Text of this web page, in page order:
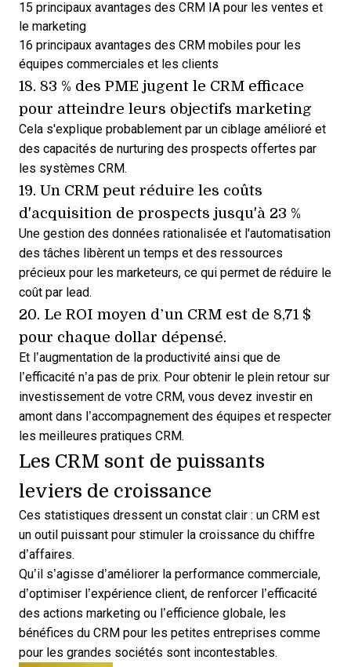
15 principaux avantages des CRM IA pour les ventes et
le marketing
16 principaux avantages des CRM mobiles pour les
équipes commerciales et les clients
18. 83 % des PME jugent le CRM efficace
pour atteindre leurs objectifs marketing
Cela s'explique probablement par un ciblage amélioré et
des capacités de nurturing des prospects offertes par
les systèmes CRM.
19. Un CRM peut réduire les coûts
d'acquisition de prospects jusqu'à 23 %
Une gestion des données rationalisée et l'automatisation
des tâches libèrent un temps et des ressources
précieux pour les marketeurs, ce qui permet de réduire le
coût par lead.
20. Le ROI moyen d’un CRM est de 8,71 $
pour chaque dollar dépensé.
Et l’augmentation de la productivité ainsi que de
l’efficacité n’a pas de prix. Pour obtenir le plein retour sur
investissement de votre CRM, vous devez investir en
amont dans l’accompagnement des équipes et respecter
les meilleures pratiques CRM.
Les CRM sont de puissants
leviers de croissance
Ces statistiques dressent un constat clair : un CRM est
un outil puissant pour stimuler la croissance du chiffre
d’affaires.
Qu’il s’agisse d’améliorer la performance commerciale,
d’optimiser l’expérience client, de renforcer l’efficacité
des actions marketing ou l’efficience globale, les
bénéfices du CRM pour les petites entreprises comme
pour les grandes sociétés sont incontestables.